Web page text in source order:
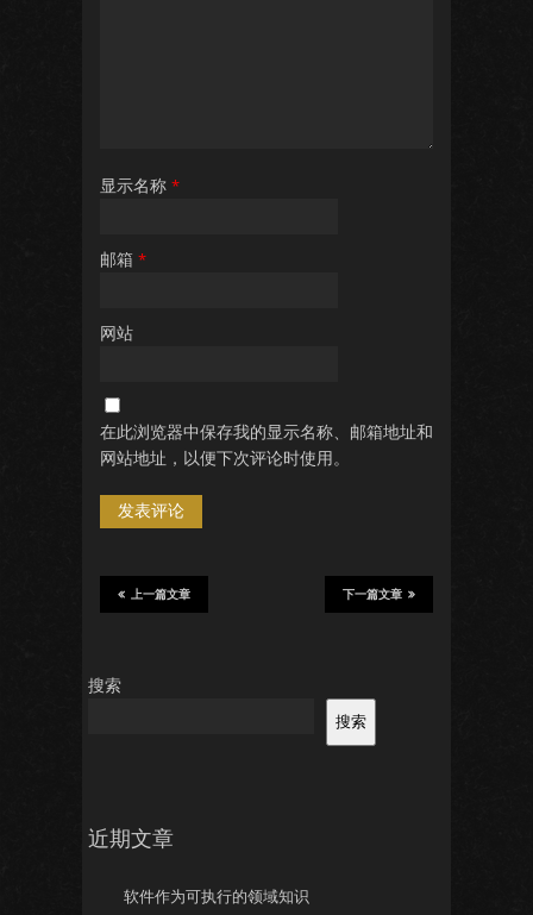
显示名称 *
邮箱 *
网站
在此浏览器中保存我的显示名称、邮箱地址和
网站地址，以便下次评论时使用。
下一篇文章
上一篇文章
搜索
搜索
近期文章
软件作为可执行的领域知识